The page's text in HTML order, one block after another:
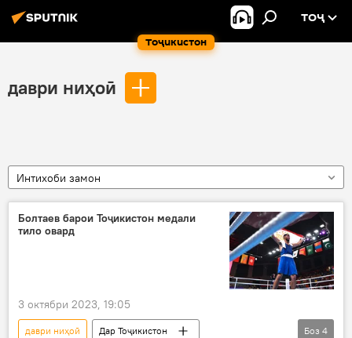
Тоҷикистон
ТОҶ
даври ниҳоӣ
Интихоби замон
Болтаев барои Тоҷикистон медали
тило овард
3 октябри 2023, 19:05
даври ниҳоӣ
Дар Тоҷикистон
Боз 4